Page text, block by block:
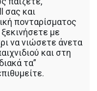
σας και
πονταρίσματος
με
να νιώσετε άνετα
και στη
τα”